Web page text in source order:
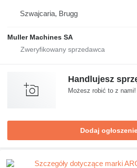
Szwajcaria, Brugg
Muller Machines SA
Handlujesz
Możesz robić to z nami!
Dodaj
Szczegóły dotyczące marki